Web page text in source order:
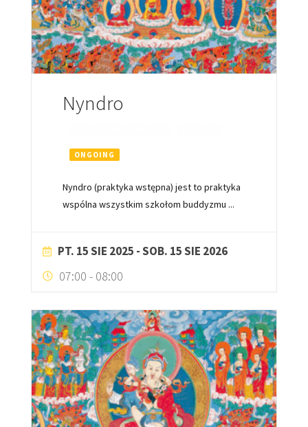
Nyndro
ONGOING
Nyndro (praktyka wstępna) jest to praktyka
wspólna wszystkim szkołom buddyzmu ...
PT. 15 SIE 2025 - SOB. 15 SIE 2026
07:00 - 08:00